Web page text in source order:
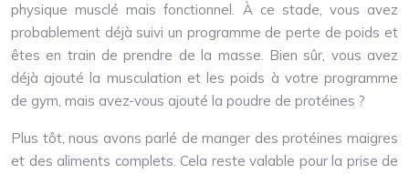
physique musclé mais fonctionnel. À ce stade, vous avez
probablement déjà suivi un programme de perte de poids et
êtes en train de prendre de la masse. Bien sûr, vous avez
déjà ajouté la musculation et les poids à votre programme
de gym, mais avez-vous ajouté la poudre de protéines ?
Plus tôt, nous avons parlé de manger des protéines maigres
et des aliments complets. Cela reste valable pour la prise de